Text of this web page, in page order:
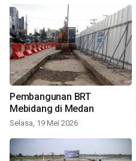
Pembangunan BRT
Mebidang di Medan
Selasa, 19 Mei 2026